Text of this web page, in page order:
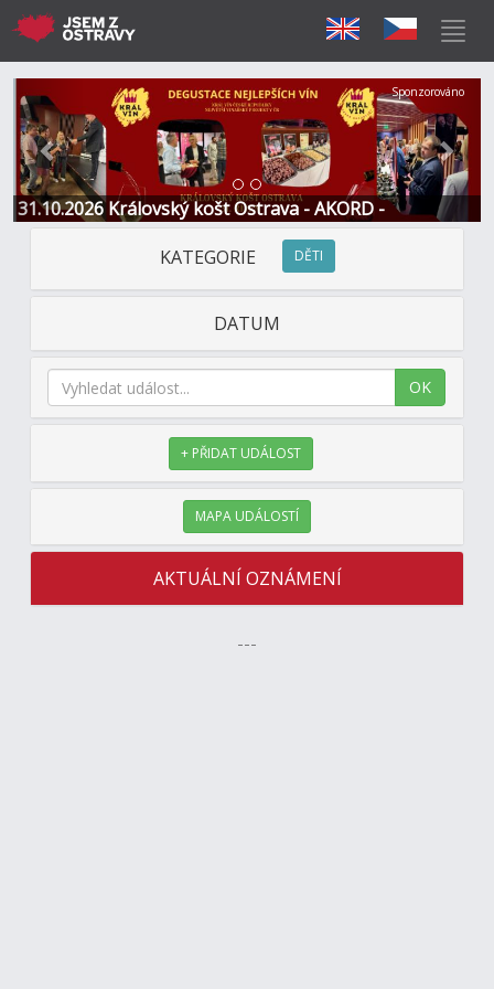
31.10.2026 Královský košt Ostrava - AKORD -
Restaurace a Hotel
Předchozí Další
Sponzorováno
KATEGORIE DĚTI
DATUM
OK
+ PŘIDAT UDÁLOST
MAPA UDÁLOSTÍ
AKTUÁLNÍ OZNÁMENÍ
---